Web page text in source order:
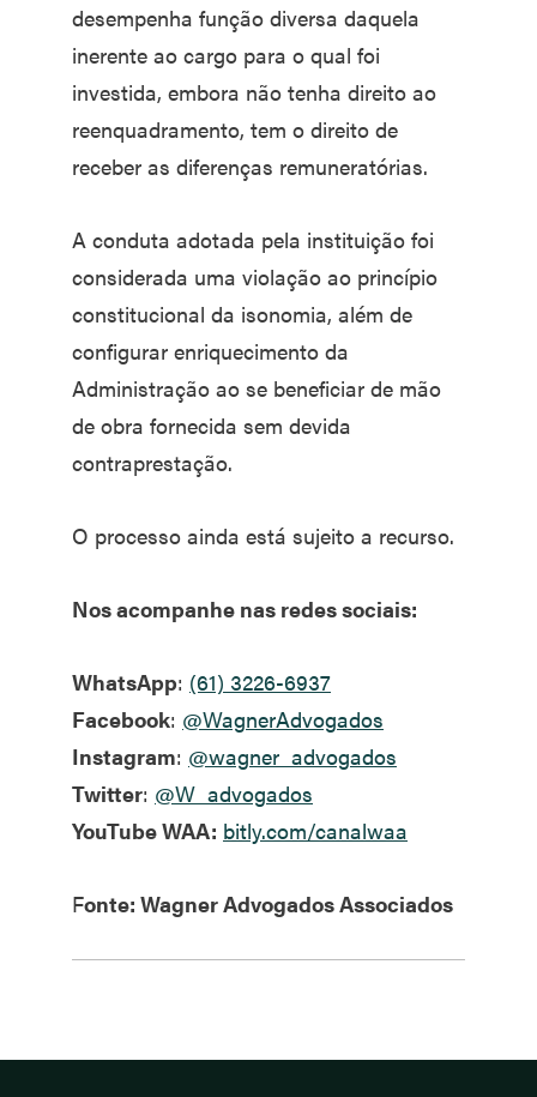
desempenha função diversa daquela
inerente ao cargo para o qual foi
investida, embora não tenha direito ao
reenquadramento, tem o direito de
receber as diferenças remuneratórias.
A conduta adotada pela instituição foi
considerada uma violação ao princípio
constitucional da isonomia, além de
configurar enriquecimento da
Administração ao se beneficiar de mão
de obra fornecida sem devida
contraprestação.
O processo ainda está sujeito a recurso.
Nos acompanhe nas redes sociais:
WhatsApp: (61) 3226-6937
Facebook: @WagnerAdvogados
Instagram: @wagner_advogados
Twitter: @W_advogados
YouTube WAA: bitly.com/canalwaa
Fonte: Wagner Advogados Associados